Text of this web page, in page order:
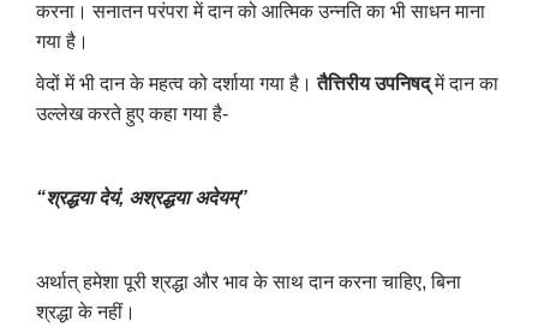
करना। सनातन परंपरा में दान को आत्मिक उन्नति का भी साधन माना
गया है।
वेदों में भी दान के महत्व को दर्शाया गया है।तैत्तिरीय उपनिषद्में दान का
उल्लेख करते हुए कहा गया है-
“श्रद्धया देयं, अश्रद्धया अदेयम्”
अर्थात् हमेशा पूरी श्रद्धा और भाव के साथ दान करना चाहिए, बिना
श्रद्धा के नहीं।